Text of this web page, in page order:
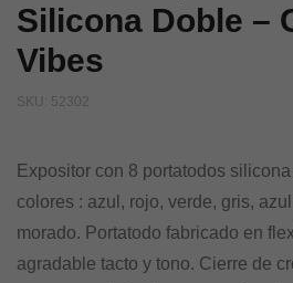
Silicona Doble –
Vibes
SKU: 52302
Expositor con 8 portatodos
colores : azul, rojo, verde, gris,
morado. Portatodo fabricado en
agradable tacto y tono. Cierre de